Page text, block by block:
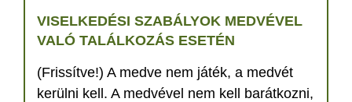
VISELKEDÉSI SZABÁLYOK MEDVÉVEL
VALÓ TALÁLKOZÁS ESETÉN
(Frissítve!) A medve nem játék, a medvét
kerülni kell. A medvével nem kell barátkozni,